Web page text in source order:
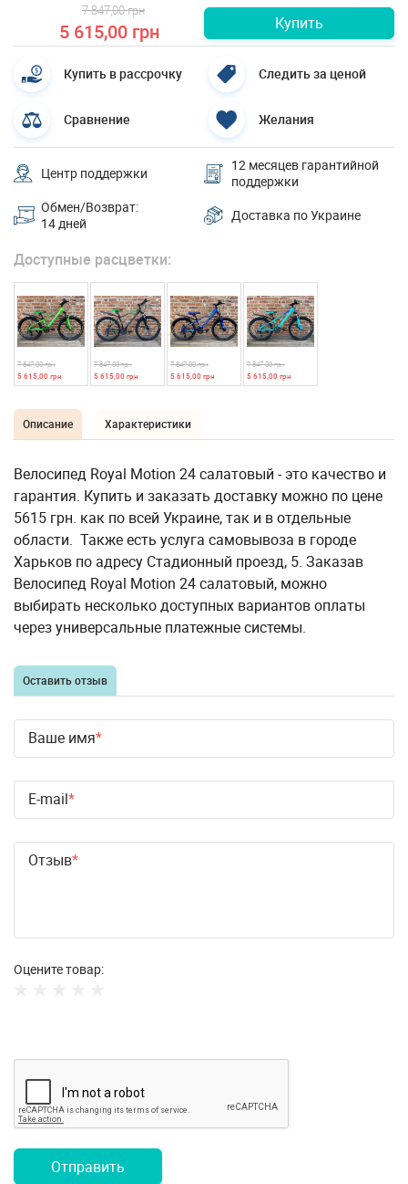
5 615,00 грн
7 847,00 грн
Купить
Купить в рассрочку Следить за ценой
Сравнение Желания
Центр поддержки
12 месяцев гарантийной
поддержки
Обмен/Возврат:
14 дней
Доставка по Украине
Доступные расцветки:
7 847,00 грн
5 615,00 грн
7 847,00 грн
5 615,00 грн
7 847,00 грн
5 615,00 грн
7 847,00 грн
5 615,00 грн
Описание Характеристики
Велосипед Royal Motion 24 салатовый - это качество и
гарантия. Купить и заказать доставку можно по цене
5615 грн. как по всей Украине, так и в отдельные
области. Также есть услуга самовывоза в городе
Харьков по адресу Стадионный проезд, 5. Заказав
Велосипед Royal Motion 24 салатовый, можно
выбирать несколько доступных вариантов оплаты
через универсальные платежные системы.
Оставить отзыв
Ваше имя
E-mail
Отзыв
Оцените товар:
Отправить